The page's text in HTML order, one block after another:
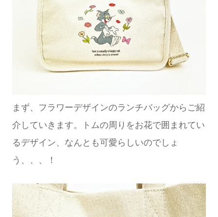
まず、フラワーデザインのランチバッグからご紹
介していきます。トムの周りをお花で囲まれてい
るデザイン、なんとも可愛らしいのでしょ
う、、、！